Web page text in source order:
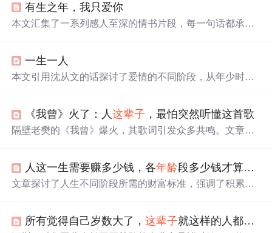
有生之年，我只爱你
本文汇集了一系列感人至深的情书片段，每一句话都承载
记录了爱情的美好瞬间。
一生一人
本文引用沈从文的话探讨了爱情的不同阶段，从年少时的
《我曾》火了：人这辈子 ，最怕突然听懂这首歌
隔壁老樊的《我曾》爆火，其歌词引发众多共鸣。文章借
下，明白生活虽有苦，但要好好过，一个人熬过苦才能成
长。
人这一生需要赚多少钱，各年龄段多少钱才算有钱
文章探讨了人生不同阶段所需的财富标准，强调了积累赚
背后的真实情况。,
所有觉得自己岁数大了，这辈子就这样的人都应该来看看